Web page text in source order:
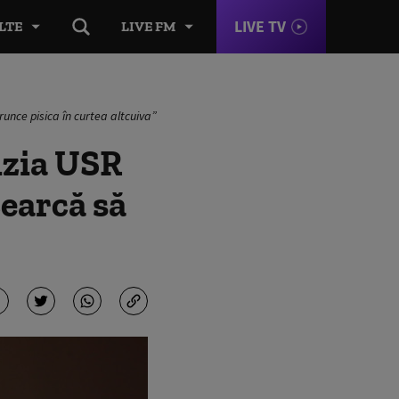
LIVE FM LIVE TV
pisica în curtea altcuiva”
USR
să